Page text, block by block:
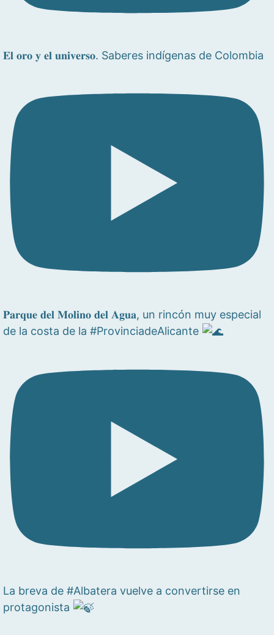
𝐄𝐥 𝐨𝐫𝐨 𝐲 𝐞𝐥 𝐮𝐧𝐢𝐯𝐞𝐫𝐬𝐨. Saberes indígenas de Colombia
𝐏𝐚𝐫𝐪𝐮𝐞 𝐝𝐞𝐥 𝐌𝐨𝐥𝐢𝐧𝐨 𝐝𝐞𝐥 𝐀𝐠𝐮𝐚, un rincón muy especial
de la costa de la #ProvinciadeAlicante
La breva de #Albatera vuelve a convertirse en
protagonista